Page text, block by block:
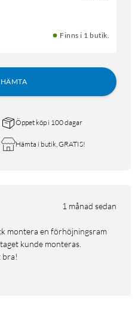
Finns i 1 butik.
HÄMTA
Öppet köp i 100 dagar
Hämta i butik, GRATIS!
1 månad sedan
kunde monteras.
bra!